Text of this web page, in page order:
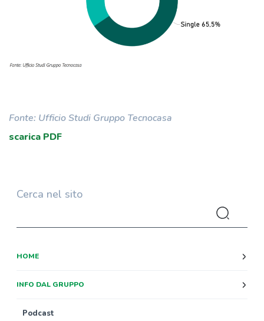
Fonte: Ufficio Studi Gruppo Tecnocasa
scarica PDF
Cerca nel sito
HOME
INFO DAL GRUPPO
Podcast